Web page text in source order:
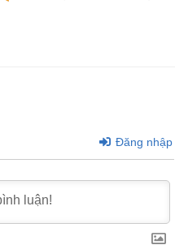
Đăng nhập